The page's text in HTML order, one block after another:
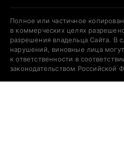
Полное или частичное
в коммерческих целях
разрешения владельца Сайта. В
нарушений, виновные лица
к ответственности в
законодательством Российской